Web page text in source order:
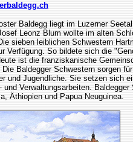
Baldegg liegt im Luzerner
Leonz Blum wollte im alten
sieben leiblichen Schwestern
Verfügung. So bildete sich die
ist die franziskanische
Baldegger Schwestern sorgen
und Jugendliche. Sie setzen sich
und Verwaltungsarbeiten.
Äthiopien und Papua Neuguinea.